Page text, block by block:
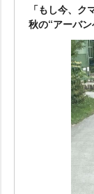
「もし今、
秋の“アーバ